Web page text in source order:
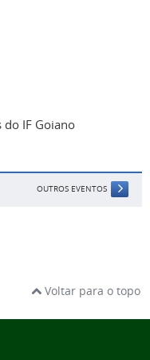
do IF Goiano
OUTROS EVENTOS
Voltar para o topo